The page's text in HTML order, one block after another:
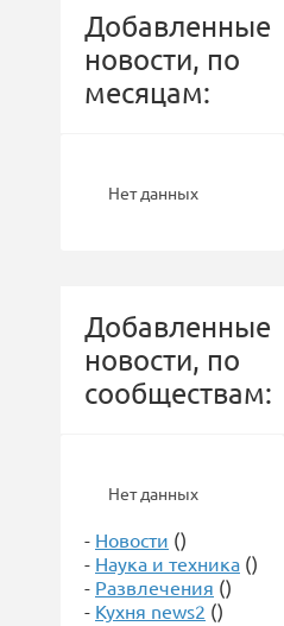
Добавленные
новости, по
месяцам:
Нет данных
Добавленные
новости, по
сообществам:
Нет данных
- Новости ()
- Наука и техника ()
- Развлечения ()
- Кухня news2 ()